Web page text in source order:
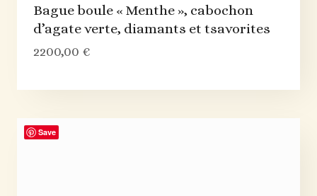
Bague boule « Menthe », cabochon
d’agate verte, diamants et tsavorites
2200,00 €
Save